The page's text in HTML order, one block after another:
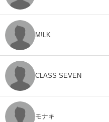
M!LK
CLASS SEVEN
モナキ